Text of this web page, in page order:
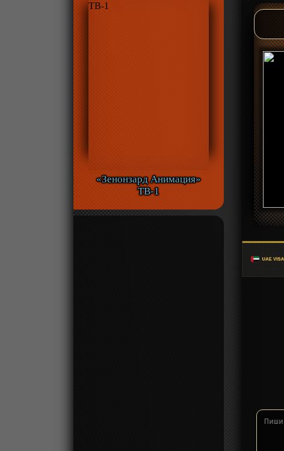
«Зенонзард Анимация»
ТВ-1